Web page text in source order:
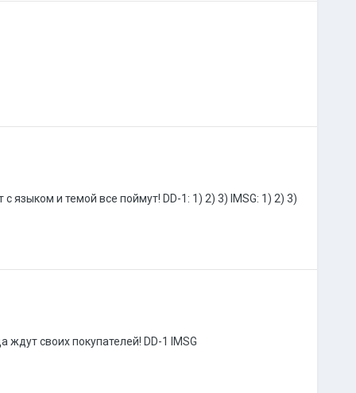
языком и темой все поймут! DD-1: 1) 2) 3) IMSG: 1) 2) 3)
своих покупателей! DD-1 IMSG